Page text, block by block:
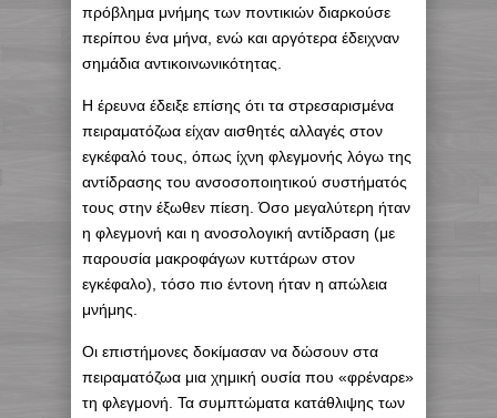
πρόβλημα μνήμης των ποντικιών διαρκούσε
περίπου ένα μήνα, ενώ και αργότερα έδειχναν
σημάδια αντικοινωνικότητας.
Η έρευνα έδειξε επίσης ότι τα στρεσαρισμένα
πειραματόζωα είχαν αισθητές αλλαγές στον
εγκέφαλό τους, όπως ίχνη φλεγμονής λόγω της
αντίδρασης του ανσοσοποιητικού συστήματός
τους στην έξωθεν πίεση. Όσο μεγαλύτερη ήταν
η φλεγμονή και η ανοσολογική αντίδραση (με
παρουσία μακροφάγων κυττάρων στον
εγκέφαλο), τόσο πιο έντονη ήταν η απώλεια
μνήμης.
Οι επιστήμονες δοκίμασαν να δώσουν στα
πειραματόζωα μια χημική ουσία που «φρέναρε»
τη φλεγμονή. Τα συμπτώματα κατάθλιψης των